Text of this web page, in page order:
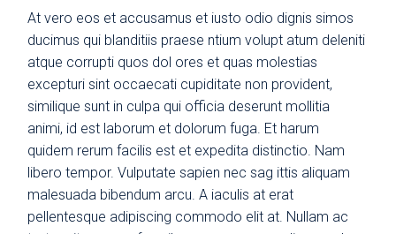
At vero eos et accusamus et iusto odio dignis simos
ducimus qui blanditiis praese ntium volupt atum deleniti
atque corrupti quos dol ores et quas molestias
excepturi sint occaecati cupiditate non provident,
similique sunt in culpa qui officia deserunt mollitia
animi, id est laborum et dolorum fuga. Et harum
quidem rerum facilis est et expedita distinctio. Nam
libero tempor. Vulputate sapien nec sag ittis aliquam
malesuada bibendum arcu. A iaculis at erat
pellentesque adipiscing commodo elit at. Nullam ac